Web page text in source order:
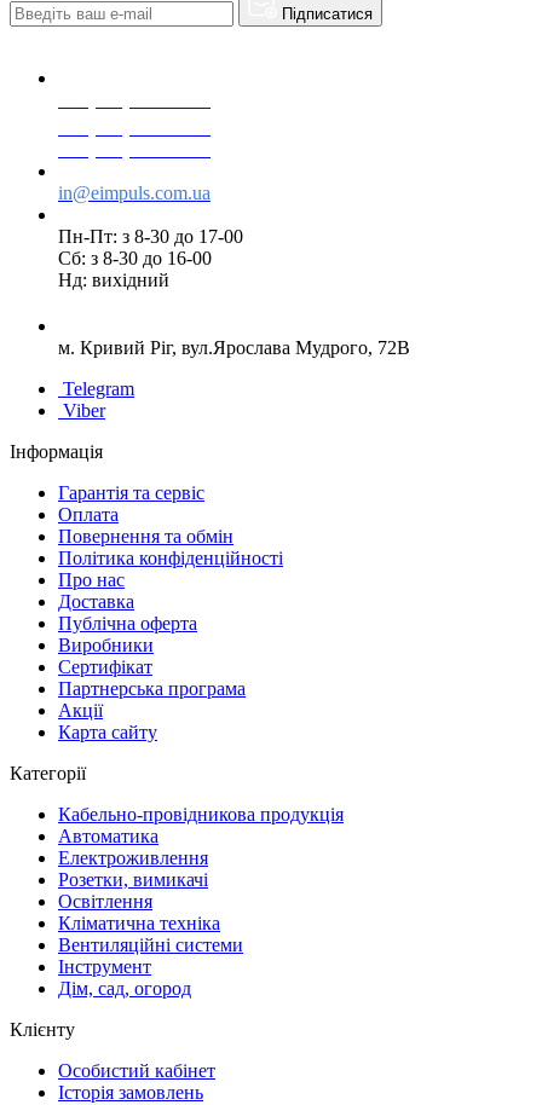
Підписатися
in@eimpuls.com.ua
Пн-Пт: з 8-30 до 17-00
Сб: з 8-30 до 16-00
Нд: вихідний
м. Кривий Ріг, вул.Ярослава Мудрого, 72В
Telegram
Viber
Інформація
Гарантія та сервіс
Оплата
Повернення та обмін
Політика конфіденційності
Про нас
Доставка
Публічна оферта
Виробники
Сертифікат
Партнерська програма
Акції
Карта сайту
Категорії
Кабельно-провідникова продукція
Автоматика
Електроживлення
Розетки, вимикачі
Освітлення
Кліматична техніка
Вентиляційні системи
Інструмент
Дім, сад, огород
Клієнту
Особистий кабінет
Історія замовлень